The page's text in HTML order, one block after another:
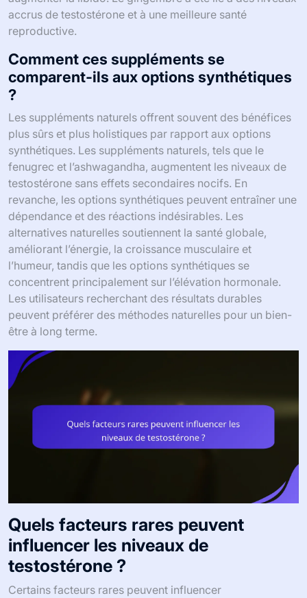
accrus de testostérone et à une meilleure santé
reproductive.
Comment ces suppléments se
comparent-ils aux options synthétiques
?
Les suppléments naturels offrent souvent des bénéfices
plus sûrs et plus holistiques par rapport aux options
synthétiques. Les suppléments naturels, tels que le
fenugrec et l’ashwagandha, augmentent les niveaux de
testostérone sans effets secondaires nocifs. En
revanche, les options synthétiques peuvent entraîner une
dépendance et des réactions indésirables. Les
alternatives naturelles soutiennent la santé globale,
améliorant l’énergie, la croissance musculaire et
l’humeur, tandis que les options synthétiques se
concentrent principalement sur l’élévation hormonale.
Les utilisateurs recherchant des résultats durables
peuvent préférer des méthodes naturelles pour un bien-
être à long terme.
Quels facteurs rares peuvent
influencer les niveaux de
testostérone ?
Certains facteurs rares peuvent influencer